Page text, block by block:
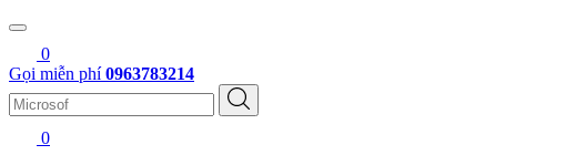
0
Gọi miễn phí 0963783214
0